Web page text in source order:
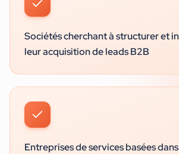
Sociétés cherchant à structurer et
leur acquisition de leads B2B
Entreprises de services basées